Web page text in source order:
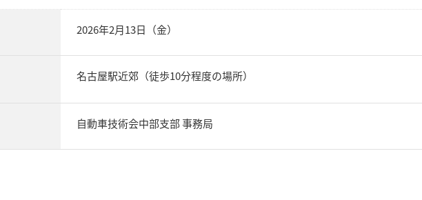
2026年2月13日（金）
名古屋駅近郊（徒歩10分程度の場所）
自動車技術会中部支部 事務局